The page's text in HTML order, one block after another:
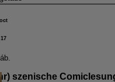
oct
17
szenische